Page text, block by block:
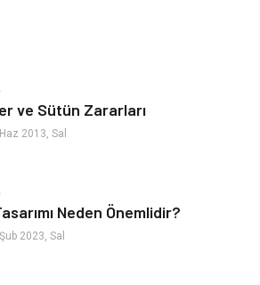
Müzik
ve Sütün Zararları
2013, Sal
Neden Önemlidir?
2023, Sal